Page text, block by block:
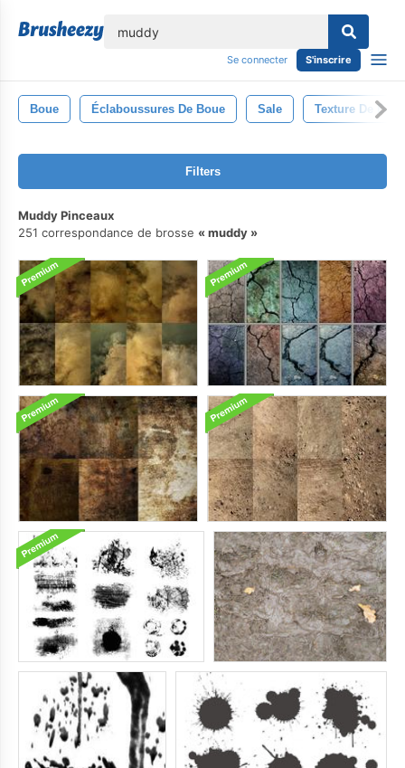
Se connecter S'inscrire
Boue Éclaboussures De Boue Sale Texture De Boue
Filters
Muddy Pinceaux
251 correspondance de brosse
muddy